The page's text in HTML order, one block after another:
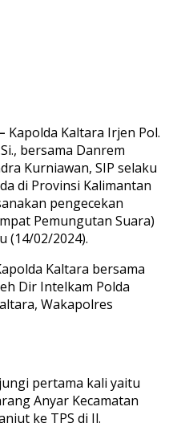
Kapolda Kaltara Irjen Pol.
bersama Danrem
Kurniawan, SIP selaku
di Provinsi Kalimantan
pengecekan
Pemungutan Suara)
(14/02/2024).
Kaltara bersama
Dir Intelkam Polda
Wakapolres
pertama kali yaitu
Anyar Kecamatan
ke TPS di Jl.